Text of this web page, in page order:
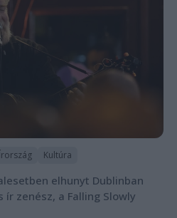
Írország Kultúra
elhunyt Dublinban
ír zenész, a Falling Slowly